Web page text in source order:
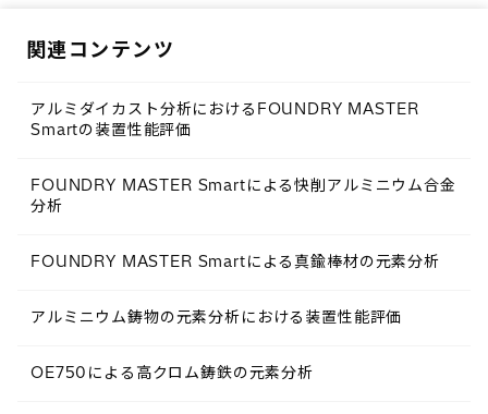
関連コンテンツ
アルミダイカスト分析におけるFOUNDRY MASTER
Smartの装置性能評価
FOUNDRY MASTER Smartによる快削アルミニウム合金
分析
FOUNDRY MASTER Smartによる真鍮棒材の元素分析
アルミニウム鋳物の元素分析における装置性能評価
OE750による高クロム鋳鉄の元素分析